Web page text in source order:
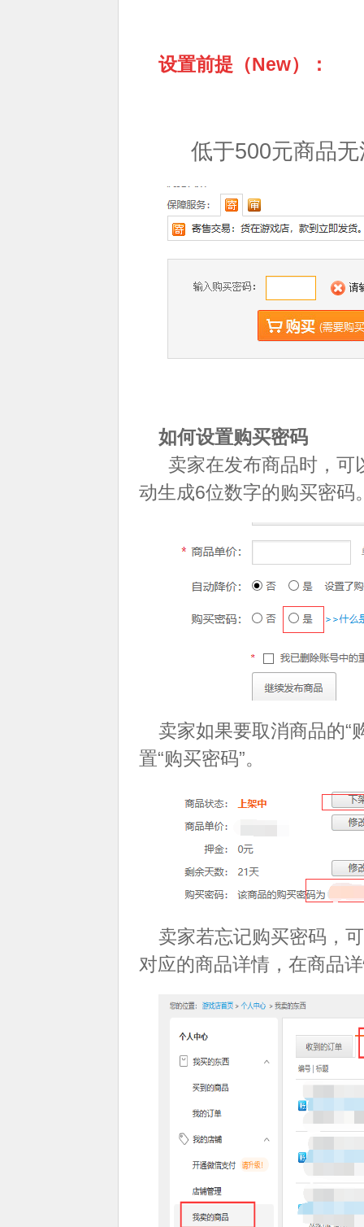
设置前提（New）：
低于500元商品
如何设置购买密码
卖家在发布商品时，可
动生成6位数字的购买密码
卖家如果要取消商品的“
置“购买密码”。
卖家若忘记购买密码，
对应的商品详情，在商品